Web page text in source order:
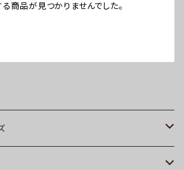
商品が見つかりませんでした。
ラレル]